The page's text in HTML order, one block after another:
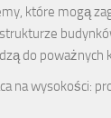
które mogą
do poważnych
na wysokości: